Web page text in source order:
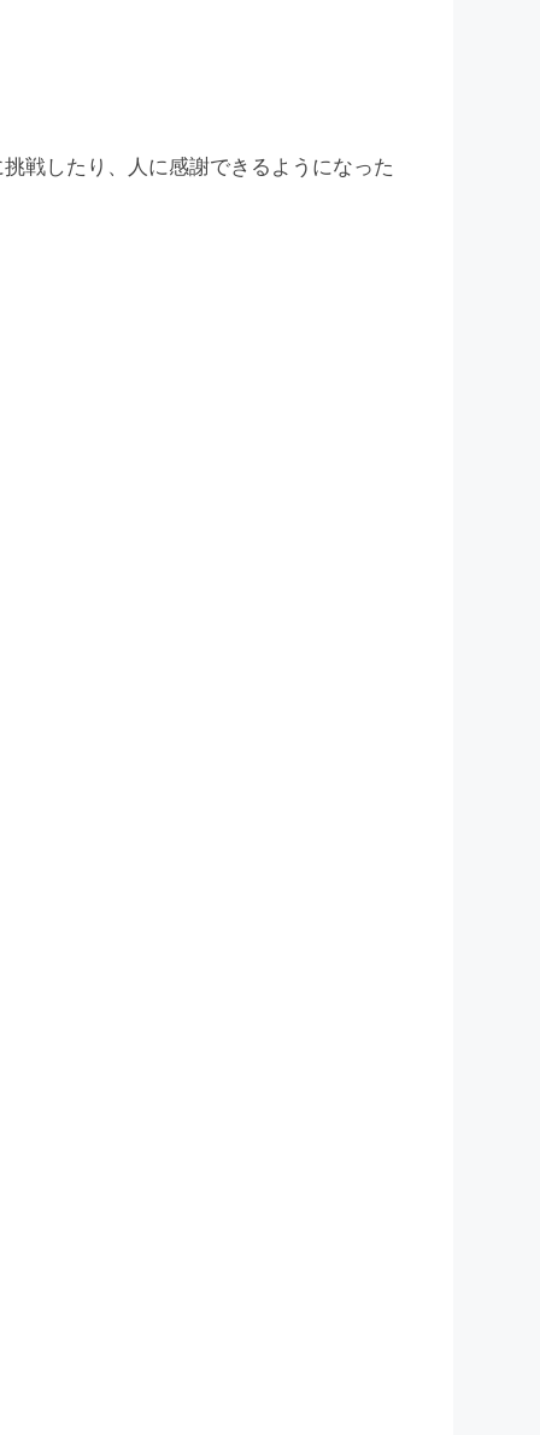
戦したり、人に感謝できるようになった